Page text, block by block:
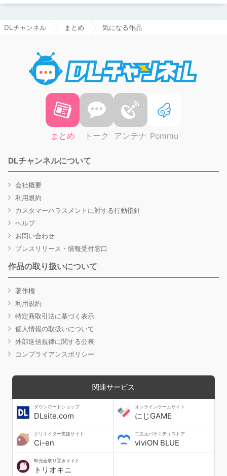
DLチャンネル まとめ 気になる作品
まとめ トーク アンテナ Pommu
DLチャンネルについて
会社概要
利用規約
カスタマーハラスメントに対する行動指針
ヘルプ
お問い合わせ
プレスリリース・情報受付窓口
作品の取り扱いについて
著作権
利用規約
特定商取引法に基づく表示
個人情報の取扱いについて
外部送信規律に関する公表
コンプライアンスポリシー
関連サービス
ダウンロードショップ
DLsite.com
オンラインゲームサイト
にじGAME
クリエイター支援サイト
Ci-en
二次元バラエティストア
viviON BLUE
即売会取り置きサイト
トリオキニ